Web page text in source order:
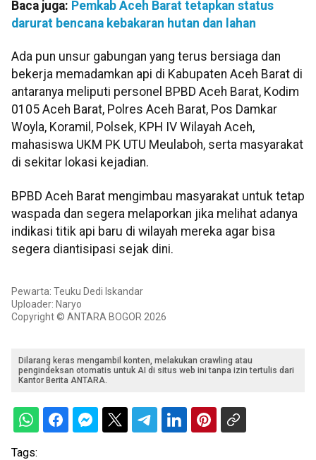
Baca juga: Pemkab Aceh Barat tetapkan status
darurat bencana kebakaran hutan dan lahan
Ada pun unsur gabungan yang terus bersiaga dan
bekerja memadamkan api di Kabupaten Aceh Barat di
antaranya meliputi personel BPBD Aceh Barat, Kodim
0105 Aceh Barat, Polres Aceh Barat, Pos Damkar
Woyla, Koramil, Polsek, KPH IV Wilayah Aceh,
mahasiswa UKM PK UTU Meulaboh, serta masyarakat
di sekitar lokasi kejadian.
BPBD Aceh Barat mengimbau masyarakat untuk tetap
waspada dan segera melaporkan jika melihat adanya
indikasi titik api baru di wilayah mereka agar bisa
segera diantisipasi sejak dini.
Pewarta: Teuku Dedi Iskandar
Uploader: Naryo
Copyright © ANTARA BOGOR 2026
Dilarang keras mengambil konten, melakukan crawling atau
pengindeksan otomatis untuk AI di situs web ini tanpa izin tertulis dari
Kantor Berita ANTARA.
Tags: